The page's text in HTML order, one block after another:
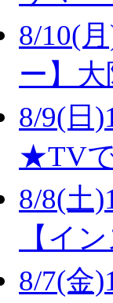
8/10(
ー】
8/9(日
★TV
8/8(土
【イ
8/7(金